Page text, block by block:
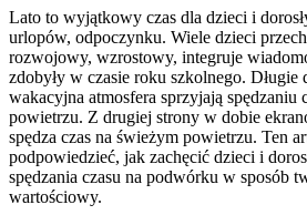
Lato to wyjątkowy czas dla dzieci i
urlopów, odpoczynku. Wiele dzieci
rozwojowy, wzrostowy, integruje
zdobyły w czasie roku szkolnego. Długie
wakacyjna atmosfera sprzyjają spędzaniu
powietrzu. Z drugiej strony w dobie
spędza czas na świeżym powietrzu. Ten
podpowiedzieć, jak zachęcić dzieci i
spędzania czasu na podwórku w sposób
wartościowy.